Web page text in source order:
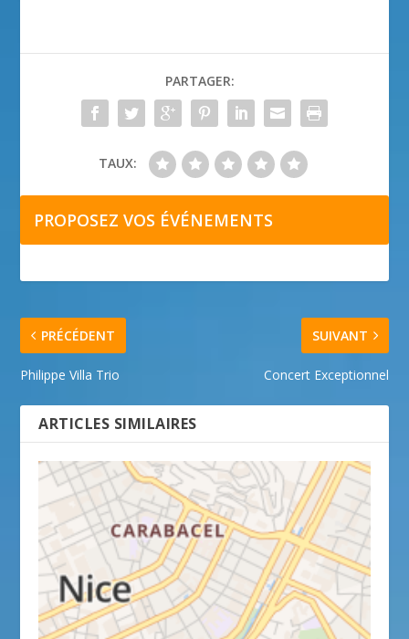
PARTAGER:
TAUX:
PROPOSEZ VOS ÉVÉNEMENTS
PRÉCÉDENT
Philippe Villa Trio
SUIVANT
Concert Exceptionnel
ARTICLES SIMILAIRES